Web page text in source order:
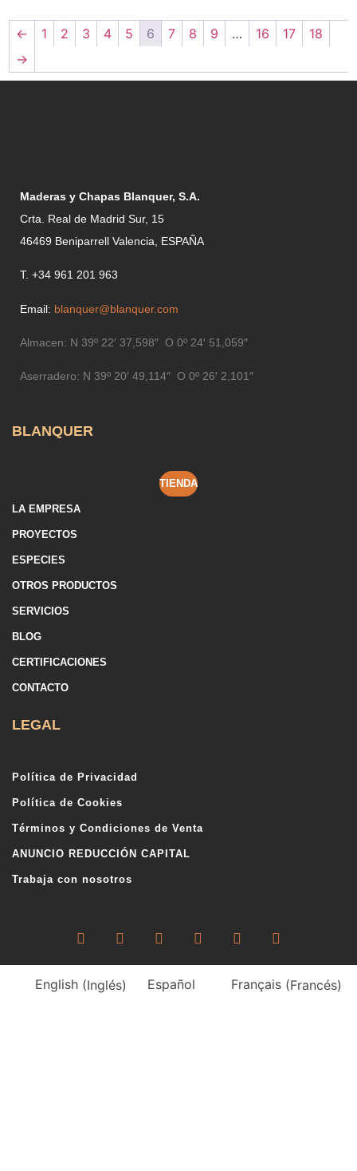
← 1 2 3 4 5 6 7 8 9 … 16 17
18
→
Maderas y Chapas Blanquer, S.A.
Crta. Real de Madrid Sur, 15
46469 Beniparrell Valencia, ESPAÑA
T. +34 961 201 963
Email: blanquer@blanquer.com
Almacen: N 39º 22′ 37,598″ O 0º 24′ 51,059″
Aserradero: N 39º 20′ 49,114″ O 0º 26′ 2,101″
BLANQUER
TIENDA
LA EMPRESA
PROYECTOS
ESPECIES
OTROS PRODUCTOS
SERVICIOS
BLOG
CERTIFICACIONES
CONTACTO
LEGAL
Política de Privacidad
Política de Cookies
Términos y Condiciones de Venta
ANUNCIO REDUCCIÓN CAPITAL
Trabaja con nosotros
English(Inglés) Español Français(Francés)